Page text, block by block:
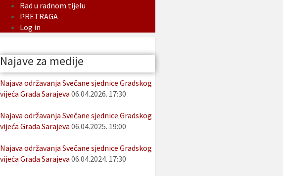
Rad u radnom tijelu
PRETRAGA
Log in
Najave za medije
Najava održavanja Svečane sjednice Gradskog
vijeća Grada Sarajeva 06.04.2026. 17:30
Najava održavanja Svečane sjednice Gradskog
vijeća Grada Sarajeva 06.04.2025. 19:00
Najava održavanja Svečane sjednice Gradskog
vijeća Grada Sarajeva 06.04.2024. 17:30